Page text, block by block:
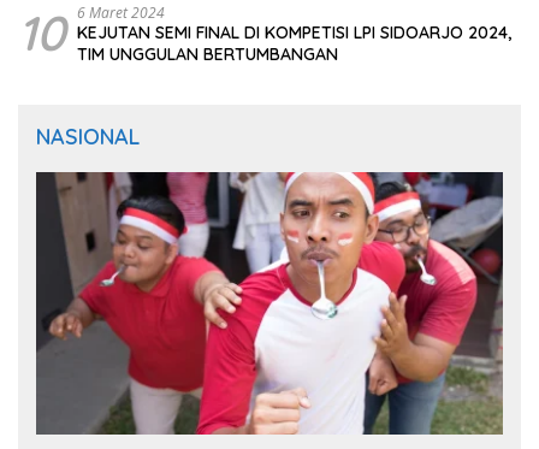
10 6 Maret 2024
KEJUTAN SEMI FINAL DI KOMPETISI LPI SIDOARJO 2024,
TIM UNGGULAN BERTUMBANGAN
NASIONAL